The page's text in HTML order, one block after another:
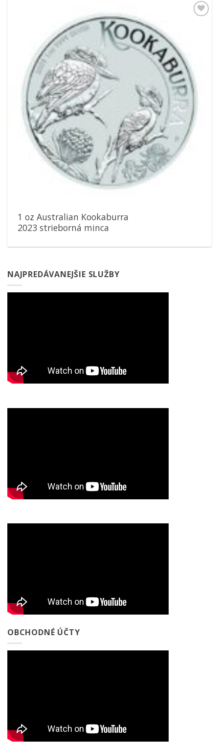
1 oz Australian Kookaburra
2023 strieborná minca
NAJPREDÁVANEJŠIE SLUŽBY
OBCHODNÉ ÚČTY